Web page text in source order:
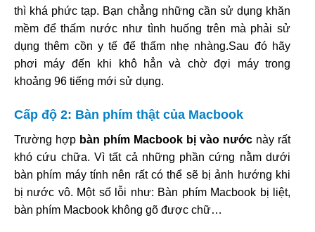
thì khá phức tạp. Bạn chẳng những cần sử dụng khăn
mềm để thấm nước như tình huống trên mà phải sử
dụng thêm cồn y tế để thấm nhẹ nhàng.Sau đó hãy
phơi máy đến khi khô hẳn và chờ đợi máy trong
khoảng 96 tiếng mới sử dụng.
Cấp độ 2: Bàn phím thật của Macbook
Trường hợp bàn phím Macbook bị vào nước này rất
khó cứu chữa. Vì tất cả những phần cứng nằm dưới
bàn phím máy tính nên rất có thể sẽ bị ảnh hướng khi
bị nước vô. Một số lỗi như: Bàn phím Macbook bị liệt,
bàn phím Macbook không gõ được chữ…